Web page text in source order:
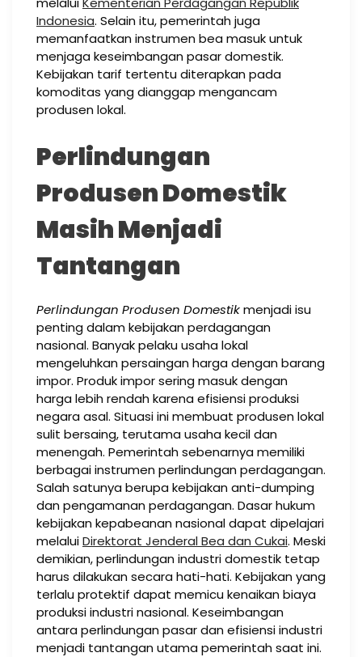
Indonesia. Selain itu, pemerintah juga
memanfaatkan instrumen bea masuk untuk
menjaga keseimbangan pasar domestik.
Kebijakan tarif tertentu diterapkan pada
komoditas yang dianggap mengancam
produsen lokal.
Perlindungan
Produsen Domestik
Masih Menjadi
Tantangan
Perlindungan Produsen Domestikmenjadi isu
penting dalam kebijakan perdagangan
nasional. Banyak pelaku usaha lokal
mengeluhkan persaingan harga dengan barang
impor. Produk impor sering masuk dengan
harga lebih rendah karena efisiensi produksi
negara asal. Situasi ini membuat produsen lokal
sulit bersaing, terutama usaha kecil dan
menengah. Pemerintah sebenarnya memiliki
berbagai instrumen perlindungan perdagangan.
Salah satunya berupa kebijakan anti-dumping
dan pengamanan perdagangan. Dasar hukum
kebijakan kepabeanan nasional dapat dipelajari
melaluiDirektorat Jenderal Bea dan Cukai. Meski
demikian, perlindungan industri domestik tetap
harus dilakukan secara hati-hati. Kebijakan yang
terlalu protektif dapat memicu kenaikan biaya
produksi industri nasional. Keseimbangan
antara perlindungan pasar dan efisiensi industri
menjadi tantangan utama pemerintah saat ini.